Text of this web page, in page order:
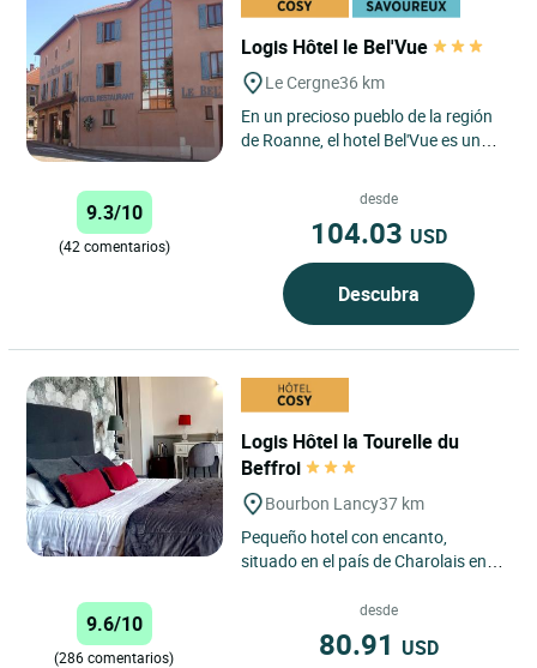
Logis Hôtel le Bel'Vue
Le Cergne36 km
En un precioso pueblo de la región
de Roanne, el hotel Bel'Vue es una
vista panorámica del...
9.3/10
(42 comentarios)
desde
104.03 USD
Descubra
Logis Hôtel la Tourelle du
Beffroi
Bourbon Lancy37 km
Pequeño hotel con encanto,
situado en el país de Charolais en el
Bourbon Lancy. Este...
9.6/10
(286 comentarios)
desde
80.91 USD